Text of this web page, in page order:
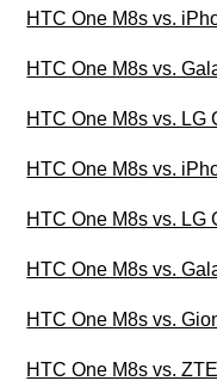
HTC One M8s vs.
HTC One M8s vs.
HTC One M8s vs. LG
HTC One M8s vs.
HTC One M8s vs. LG
HTC One M8s vs.
HTC One M8s vs.
HTC One M8s vs.